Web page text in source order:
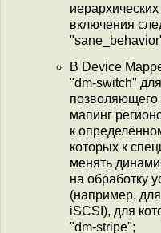
включения
В Device
"dm-switch"
позволяющего
мапинг
к
которых к
менять
на обработку
(например,
iSCSI), для
"dm-stripe";